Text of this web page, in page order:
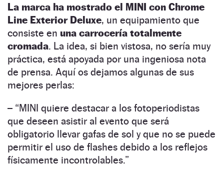
La marca ha mostrado el MINI con Chrome
Line Exterior Deluxe, un equipamiento que
consiste en una carrocería totalmente
cromada. La idea, si bien vistosa, no sería muy
práctica, está apoyada por una ingeniosa nota
de prensa. Aquí os dejamos algunas de sus
mejores perlas:
– “MINI quiere destacar a los fotoperiodistas
que deseen asistir al evento que será
obligatorio llevar gafas de sol y que no se puede
permitir el uso de flashes debido a los reflejos
físicamente incontrolables.”